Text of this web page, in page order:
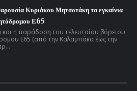
Κυριάκου Μητσοτάκη τα εγκαίνια
Ε65
και η παράδοση του τελευταίου βόρειου
Ε65 (από την Καλαμπάκα έως την